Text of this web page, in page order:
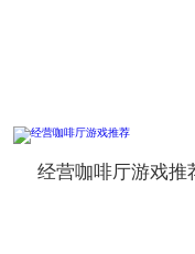
经营咖啡厅游戏推